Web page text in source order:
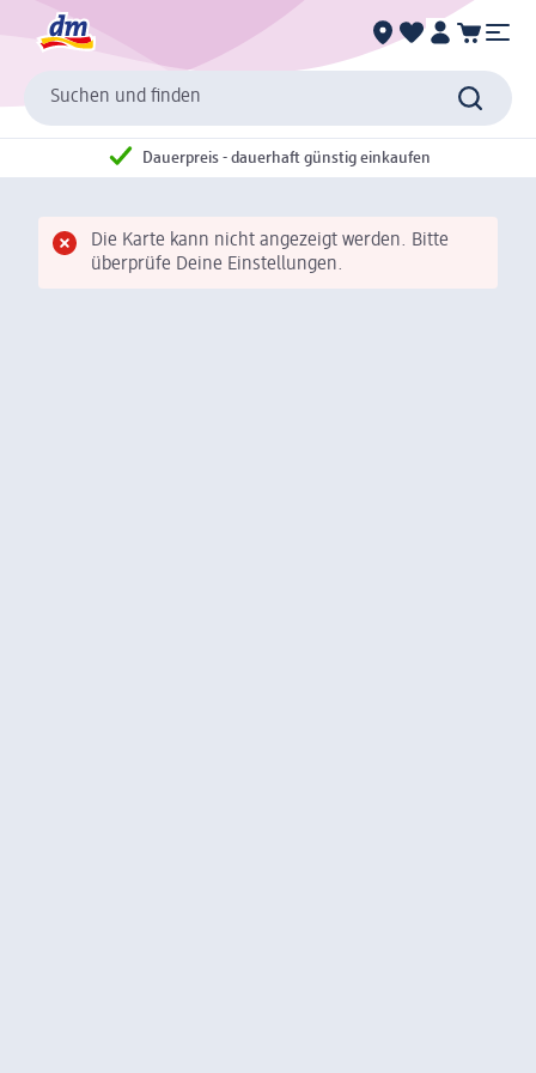
Suchen und finden
Dauerpreis - dauerhaft günstig einkaufen
Die Karte kann nicht angezeigt werden. Bitte
überprüfe Deine Einstellungen.